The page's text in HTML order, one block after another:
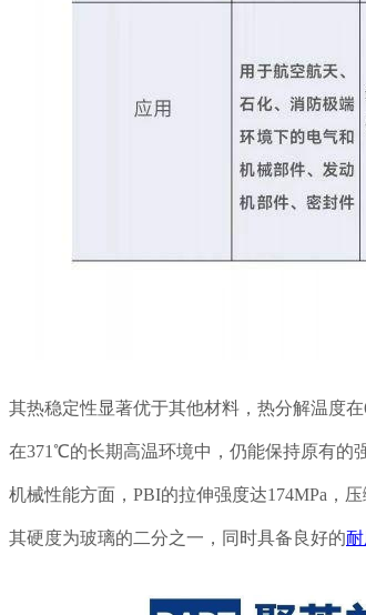
其热稳定性显著优于其他材料，热分解温度
在371℃的长期高温环境中，仍能保持原有的
机械性能方面，PBI的拉伸强度达174MPa，
其硬度为玻璃的二分之一，同时具备良好的